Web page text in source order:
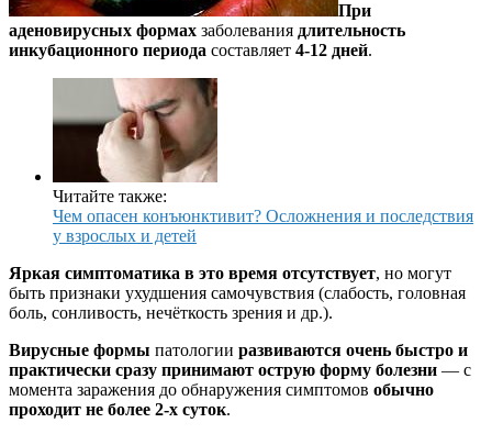
При
аденовирусных формах заболевания длительность
инкубационного периода составляет 4-12 дней.
Читайте также:
Чем опасен конъюнктивит? Осложнения и последствия
у взрослых и детей
Яркая симптоматика в это время отсутствует, но могут
быть признаки ухудшения самочувствия (слабость, головная
боль, сонливость, нечёткость зрения и др.).
Вирусные формы патологии развиваются очень быстро и
практически сразу принимают острую форму болезни — с
момента заражения до обнаружения симптомов обычно
проходит не более 2-х суток.